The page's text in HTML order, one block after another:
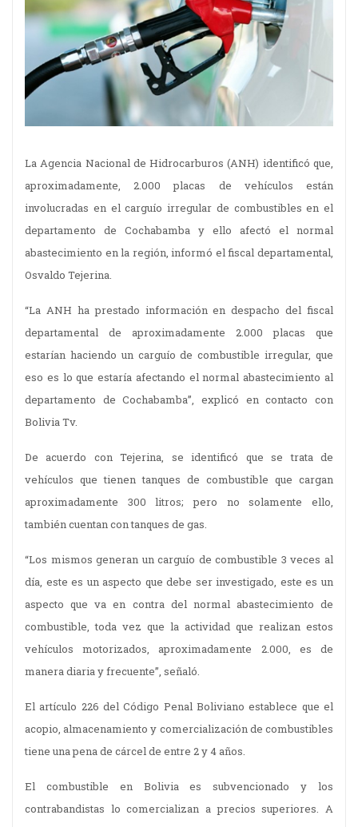
La Agencia Nacional de Hidrocarburos (ANH) identificó que,
aproximadamente, 2.000 placas de vehículos están
involucradas en el carguío irregular de combustibles en el
departamento de Cochabamba y ello afectó el normal
abastecimiento en la región, informó el fiscal departamental,
Osvaldo Tejerina.
“La ANH ha prestado información en despacho del fiscal
departamental de aproximadamente 2.000 placas que
estarían haciendo un carguío de combustible irregular, que
eso es lo que estaría afectando el normal abastecimiento al
departamento de Cochabamba”, explicó en contacto con
Bolivia Tv.
De acuerdo con Tejerina, se identificó que se trata de
vehículos que tienen tanques de combustible que cargan
aproximadamente 300 litros; pero no solamente ello,
también cuentan con tanques de gas.
“Los mismos generan un carguío de combustible 3 veces al
día, este es un aspecto que debe ser investigado, este es un
aspecto que va en contra del normal abastecimiento de
combustible, toda vez que la actividad que realizan estos
vehículos motorizados, aproximadamente 2.000, es de
manera diaria y frecuente”, señaló.
El artículo 226 del Código Penal Boliviano establece que el
acopio, almacenamiento y comercialización de combustibles
tiene una pena de cárcel de entre 2 y 4 años.
El combustible en Bolivia es subvencionado y los
contrabandistas lo comercializan a precios superiores. A